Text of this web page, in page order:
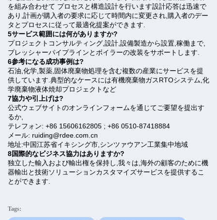
を組み合わせて プロセスと構造設計を行います設計応答は迅速で
あり,計画が購入者の要求に応じて時間内に変更され,購入者のデー
タとプロセスに従って最適化提案ができます.
5サービス範囲には何がありますか?
プロジェクトコンサルティング,設計,設備製造から設置,稼働まで,
プレッシャーパイプラインとボイラーの改装をサポートします.
6参考になる成功事例は?
石油,化学,製薬,固体廃棄物処理を含む複数の産業にサービスを提
供しています.典型的なケースには有機廃棄物ガスRTOシステム,化
学廃棄物液体焼却プロジェクトなど
7協力や引上げは?
公式ウェブサイトのオンラインフォームを通じてご要望を提出す
るか,
テレフォン: +86 15606162805 ; +86 0510-87418884
メール: ruiding@rdee.com.cn
地址:中国江苏省イキシング市,シンツァウアン工業集中地域
8国際的なビジネス協力はありますか?
独立した輸入および輸出権を保持し,我々は,海外の顧客のために機
器輸出と技術ソリューションカスタマイズサービスを提供するこ
とができます.
Tags: